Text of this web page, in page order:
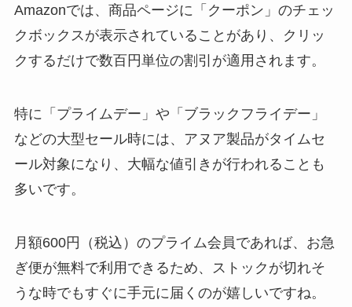
Amazonでは、商品ページに「クーポン」のチェッ
クボックスが表示されていることがあり、クリッ
クするだけで数百円単位の割引が適用されます。
特に「プライムデー」や「ブラックフライデー」
などの大型セール時には、アヌア製品がタイムセ
ール対象になり、大幅な値引きが行われることも
多いです。
月額600円（税込）のプライム会員であれば、お急
ぎ便が無料で利用できるため、ストックが切れそ
うな時でもすぐに手元に届くのが嬉しいですね。